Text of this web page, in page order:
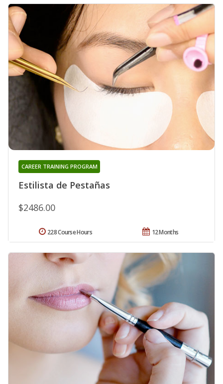
Estilista de Pestañas
CAREER TRAINING PROGRAM
$2486.00
12 Months
228 Course Hours